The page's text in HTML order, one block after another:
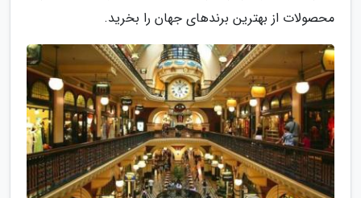
محصولات از بهترین برندهای جهان را بخرید.